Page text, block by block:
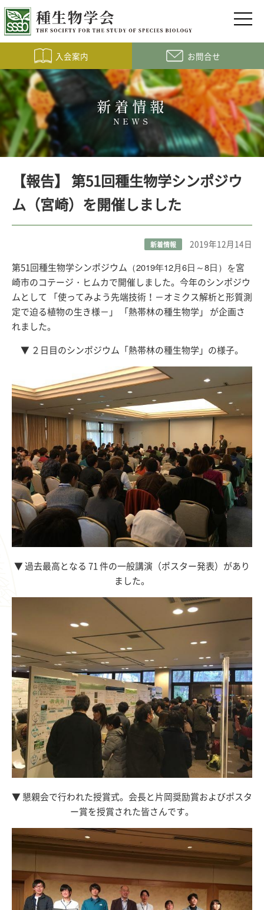
入会案内 お問合せ
新着情報
NEWS
【報告】 第51回種生物学シンポジウ
ム（宮崎）を開催しました
新着情報 2019年12月14日
第51回種生物学シンポジウム （2019年12月6日～8日）を宮
崎市のコテージ・ヒムカで開催しました。今年のシンポジウ
ムとして 「使ってみよう先端技術！－オミクス解析と形質測
定で迫る植物の生き様－」 「熱帯林の種生物学」 が企画さ
れました。
▼ ２日目のシンポジウム「熱帯林の種生物学」の様子。
▼過去最高となる 71 件の一般講演（ポスター発表）があり
ました。
▼ 懇親会で行われた授賞式。会長と片岡奨励賞およびポスタ
ー賞を授賞された皆さんです。